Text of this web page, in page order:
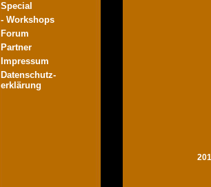
Special
- Workshops
Forum
Partner
Impressum
Datenschutz-
erklärung